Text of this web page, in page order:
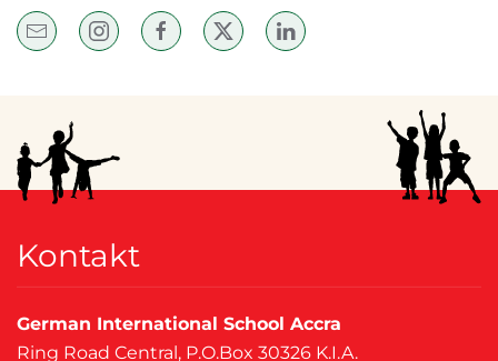
Kontakt
German International School Accra
Ring Road Central, P.O.Box 30326 K.I.A.